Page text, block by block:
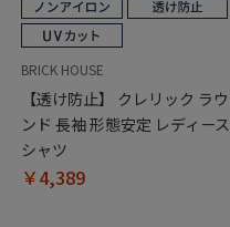
BRICK HOUSE
【透け防止】 クレリック ラウ
ンド 長袖 形態安定 レディース
シャツ
￥4,389